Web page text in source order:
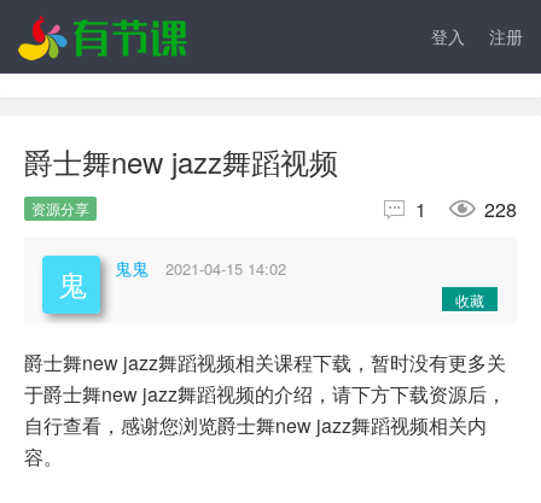
登入 注册
爵士舞new jazz舞蹈视频
资源分享  1  228
鬼鬼 2021-04-15 14:02
收藏
爵士舞new jazz舞蹈视频相关课程下载，暂时没有更多关
于爵士舞new jazz舞蹈视频的介绍，请下方下载资源后，
自行查看，感谢您浏览爵士舞new jazz舞蹈视频相关内
容。